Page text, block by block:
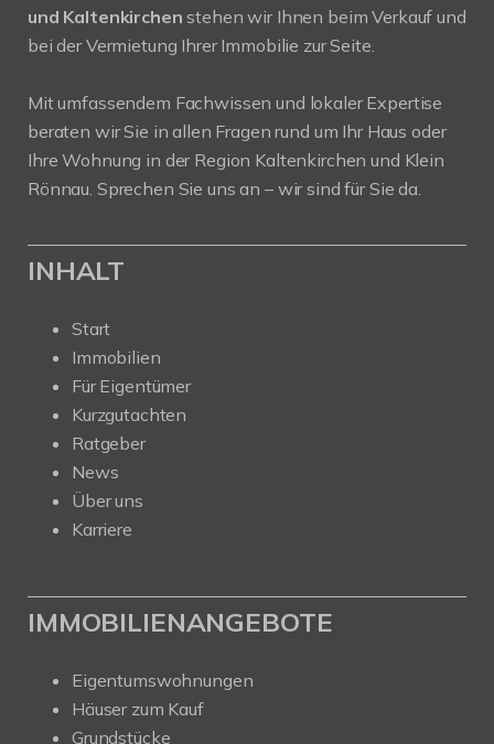
und Kaltenkirchenstehen wir Ihnen beim Verkauf und
bei der Vermietung Ihrer Immobilie zur Seite.
Mit umfassendem Fachwissen und lokaler Expertise
beraten wir Sie in allen Fragen rund um Ihr Haus oder
Ihre Wohnung in der Region Kaltenkirchen und Klein
Rönnau. Sprechen Sie uns an – wir sind für Sie da.
INHALT
Start
Immobilien
Für Eigentümer
Kurzgutachten
Ratgeber
News
Über uns
Karriere
IMMOBILIENANGEBOTE
Eigentumswohnungen
Häuser zum Kauf
Grundstücke